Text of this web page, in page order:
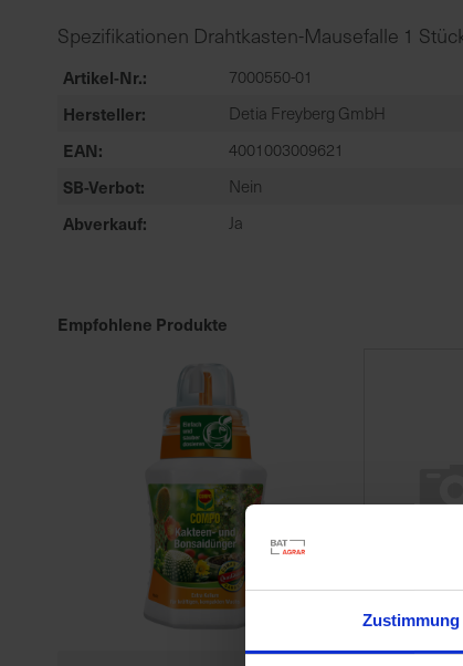
Zustimmung
Spezifikationen Drahtkasten-Mausefalle 1
Artikel-Nr. 7000550-01
Hersteller Detia Freyberg GmbH
EAN 4001003009621
SB-Verbot Nein
Abverkauf Ja
Empfohlene Produkte